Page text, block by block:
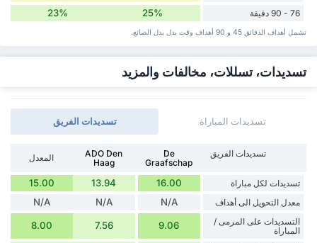
76 - 90 دقيقة 25%
23%
تشمل أهداف الدقائق 45 و 90 أهداف وقت ‏بدل ‏بدل الضائع.
تسديدات، تسللات، مخالفات والمزيد
تسديدات الفريق تسديدات المباراة
تسديدات الفريق
De
Graafschap
ADO Den
Haag
المعدل
تسديدات لكل مباراة 16.00
13.94
15.00
معدل التحويل الى أهداف N/A
N/A
N/A
التسديدات على المرمى /
المباراة
9.06
7.56
8.00